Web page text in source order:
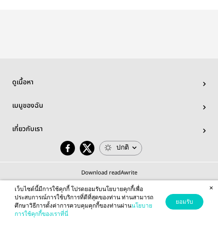
ดูเนื้อหา
เมนูของฉัน
เกี่ยวกับเรา
ปกติ
Download readAwrite
© 2026 readAwrite.com by MEB Corporation Public Company Limited
This site is protected by reCAPTCHA and the Google
เว็บไซต์นี้มีการใช้คุกกี้ โปรดยอมรับนโยบายคุกกี้เพื่อ
ประสบการณ์การใช้บริการที่ดีที่สุดของท่าน ท่านสามารถ
ศึกษาวิธีการตั้งค่าการควบคุมคุกกี้ของท่านผ่านนโยบาย
การใช้คุกกี้ของเราที่นี่
ยอมรับ
×